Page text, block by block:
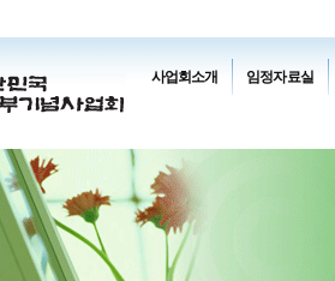
사업회소개 임정자료실